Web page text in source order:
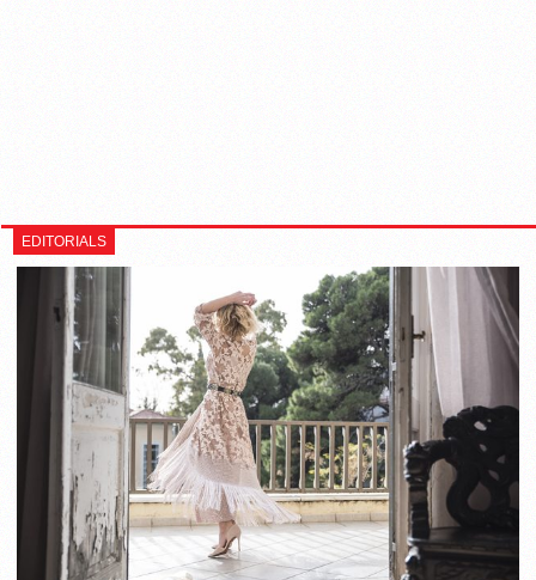
EDITORIALS